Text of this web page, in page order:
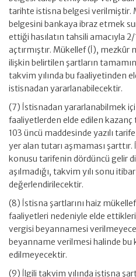
tarihte istisna belgesi
belgesini bankaya ibraz etmek
ettiği hasılatın tahsili amacıyla
açtırmıştır. Mükellef (İ),
ilişkin belirtilen şartların
takvim yılında bu faaliyetinden
istisnadan yararlanabilecektir.
(7) İstisnadan yararlanabilmek
faaliyetlerden elde edilen kazanç
103 üncü maddesinde yazılı
yer alan tutarı aşmaması
konusu tarifenin dördüncü gelir
aşılmadığı, takvim yılı sonu
değerlendirilecektir.
(8) İstisna şartlarını haiz
faaliyetleri nedeniyle elde ettikleri
vergisi beyannamesi
beyanname verilmesi halinde bu
edilmeyecektir.
(9) İlgili takvim yılında istisna